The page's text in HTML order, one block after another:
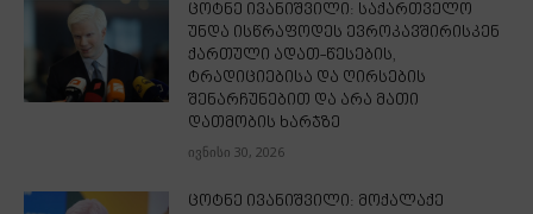
ცოტნე ივანიშვილი: საქართველო
უნდა ისწრაფოდეს ევროკავშირისკენ
ქართული ადათ-წესების,
ტრადიციებისა და ღირსების
შენარჩუნებით და არა მათი
დათმობის ხარჯზე
ივნისი 30, 2026
ცოტნე ივანიშვილი: მოქალაქე